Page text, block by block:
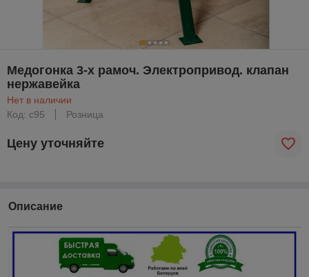
Медогонка 3-х рамоч. Электропривод. клапан
нержавейка
Нет в наличии
Код: с95
Розница
Цену уточняйте
Описание